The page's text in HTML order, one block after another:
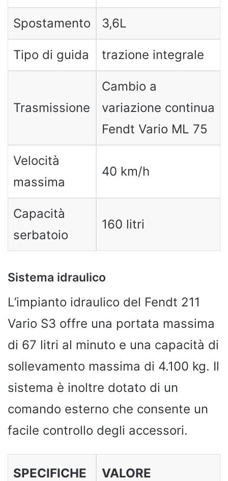
Spostamento 3,6L
Tipo di guida trazione integrale
Trasmissione
Cambio a
variazione continua
Fendt Vario ML 75
Velocità
massima
40 km/h
Capacità
serbatoio
160 litri
Sistema idraulico
L’impianto idraulico del Fendt 211
Vario S3 offre una portata massima
di 67 litri al minuto e una capacità di
sollevamento massima di 4.100 kg. Il
sistema è inoltre dotato di un
comando esterno che consente un
facile controllo degli accessori.
SPECIFICHE VALORE